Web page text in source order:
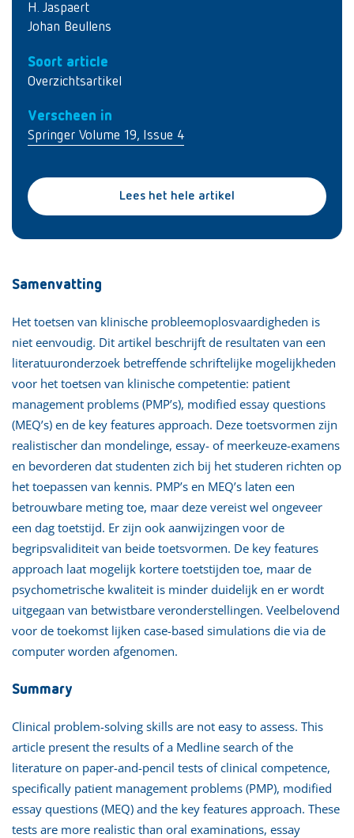
H. Jaspaert
Johan Beullens
Soort article
Overzichtsartikel
Verscheen in
Springer Volume 19, Issue 4
Lees het hele artikel
Samenvatting
Het toetsen van klinische probleemoplosvaardigheden is
niet eenvoudig. Dit artikel beschrijft de resultaten van een
literatuuronderzoek betreffende schriftelijke mogelijkheden
voor het toetsen van klinische competentie: patient
management problems (PMP’s), modified essay questions
(MEQ’s) en de key features approach. Deze toetsvormen zijn
realistischer dan mondelinge, essay- of meerkeuze-examens
en bevorderen dat studenten zich bij het studeren richten op
het toepassen van kennis. PMP’s en MEQ’s laten een
betrouwbare meting toe, maar deze vereist wel ongeveer
een dag toetstijd. Er zijn ook aanwijzingen voor de
begripsvaliditeit van beide toetsvormen. De key features
approach laat mogelijk kortere toetstijden toe, maar de
psychometrische kwaliteit is minder duidelijk en er wordt
uitgegaan van betwistbare veronderstellingen. Veelbelovend
voor de toekomst lijken case-based simulations die via de
computer worden afgenomen.
Summary
Clinical problem-solving skills are not easy to assess. This
article present the results of a Medline search of the
literature on paper-and-pencil tests of clinical competence,
specifically patient management problems (PMP), modified
essay questions (MEQ) and the key features approach. These
tests are more realistic than oral examinations, essay